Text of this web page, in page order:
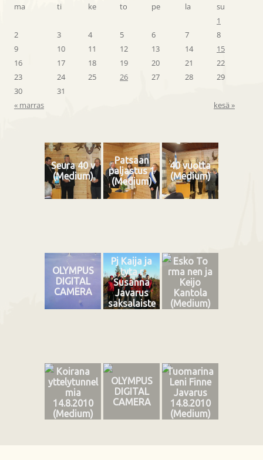
ma
ti ke to pe la
su
1
2
3 4 5 6 7
8
9
10 11 12 13 14
15
16
17 18 19 20 21
22
23
24 25 26 27 28
29
30
31
« marras
kesä »
Seura 40 v
(Medium)
Patsaan
paljastus 1
(Medium)
40 vuotta
(Medium)
OLYMPUS
DIGITAL
CAMERA
Pj Kaija ja
tyta r
Susanna
Javarus
saksalaiste
Esko To
rma nen ja
Keijo
Kantola
(Medium)
Koirana
yttelytunnel
mia
14.8.2010
(Medium)
OLYMPUS
DIGITAL
CAMERA
Tuomarina
Leni Finne
Javarus
14.8.2010
(Medium)